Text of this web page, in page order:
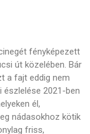
fényképezett
út közelében. Bár
a fajt eddig nem
2021-ben
él,
nádasokhoz kötik
friss,